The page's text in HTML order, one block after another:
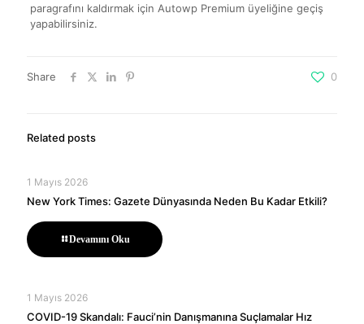
paragrafını kaldırmak için Autowp Premium üyeliğine geçiş
yapabilirsiniz.
Share 0
Related posts
1 Mayıs 2026
New York Times: Gazete Dünyasında Neden Bu Kadar Etkili?
Devamını Oku
1 Mayıs 2026
COVID-19 Skandalı: Fauci’nin Danışmanına Suçlamalar Hız